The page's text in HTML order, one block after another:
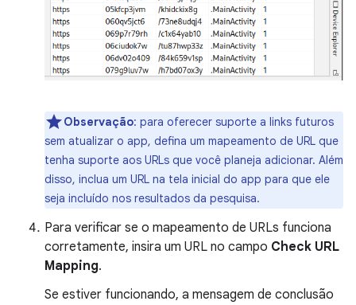
Observação: para oferecer suporte a links futuros
sem atualizar o app, defina um mapeamento de URL que
tenha suporte aos URLs que você planeja adicionar. Além
disso, inclua um URL na tela inicial do app para que ele
seja incluído nos resultados da pesquisa.
Para verificar se o mapeamento de URLs funciona
corretamente, insira um URL no campo Check URL
Mapping.
Se estiver funcionando, a mensagem de conclusão